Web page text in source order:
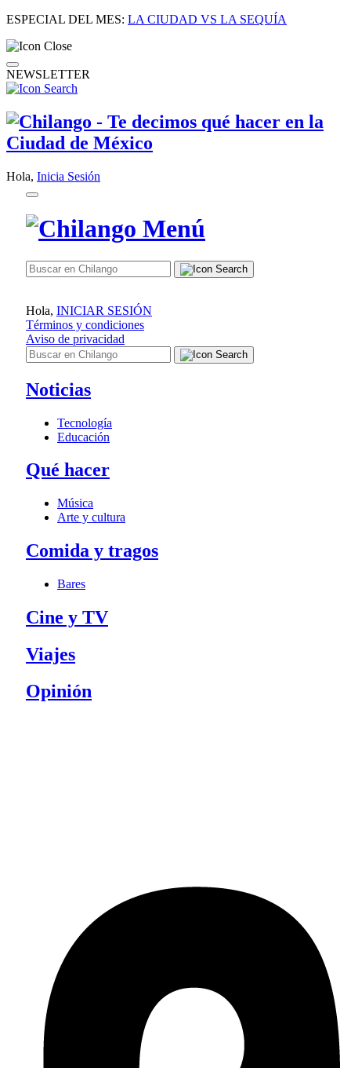
ESPECIAL DEL MES: LA CIUDAD VS LA SEQUÍA
NEWSLETTER
Hola, Inicia Sesión
Hola, INICIAR SESIÓN
Términos y condiciones
Aviso de privacidad
Noticias
Tecnología
Educación
Qué hacer
Música
Arte y cultura
Comida y tragos
Bares
Cine y TV
Viajes
Opinión